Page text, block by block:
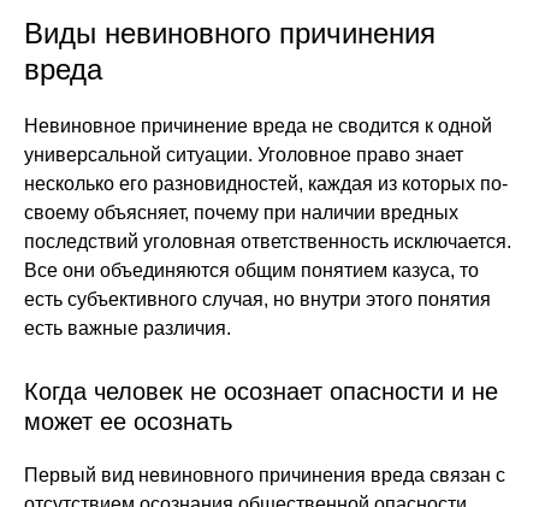
Виды невиновного причинения
вреда
Невиновное причинение вреда не сводится к одной
универсальной ситуации. Уголовное право знает
несколько его разновидностей, каждая из которых по-
своему объясняет, почему при наличии вредных
последствий уголовная ответственность исключается.
Все они объединяются общим понятием казуса, то
есть субъективного случая, но внутри этого понятия
есть важные различия.
Когда человек не осознает опасности и не
может ее осознать
Первый вид невиновного причинения вреда связан с